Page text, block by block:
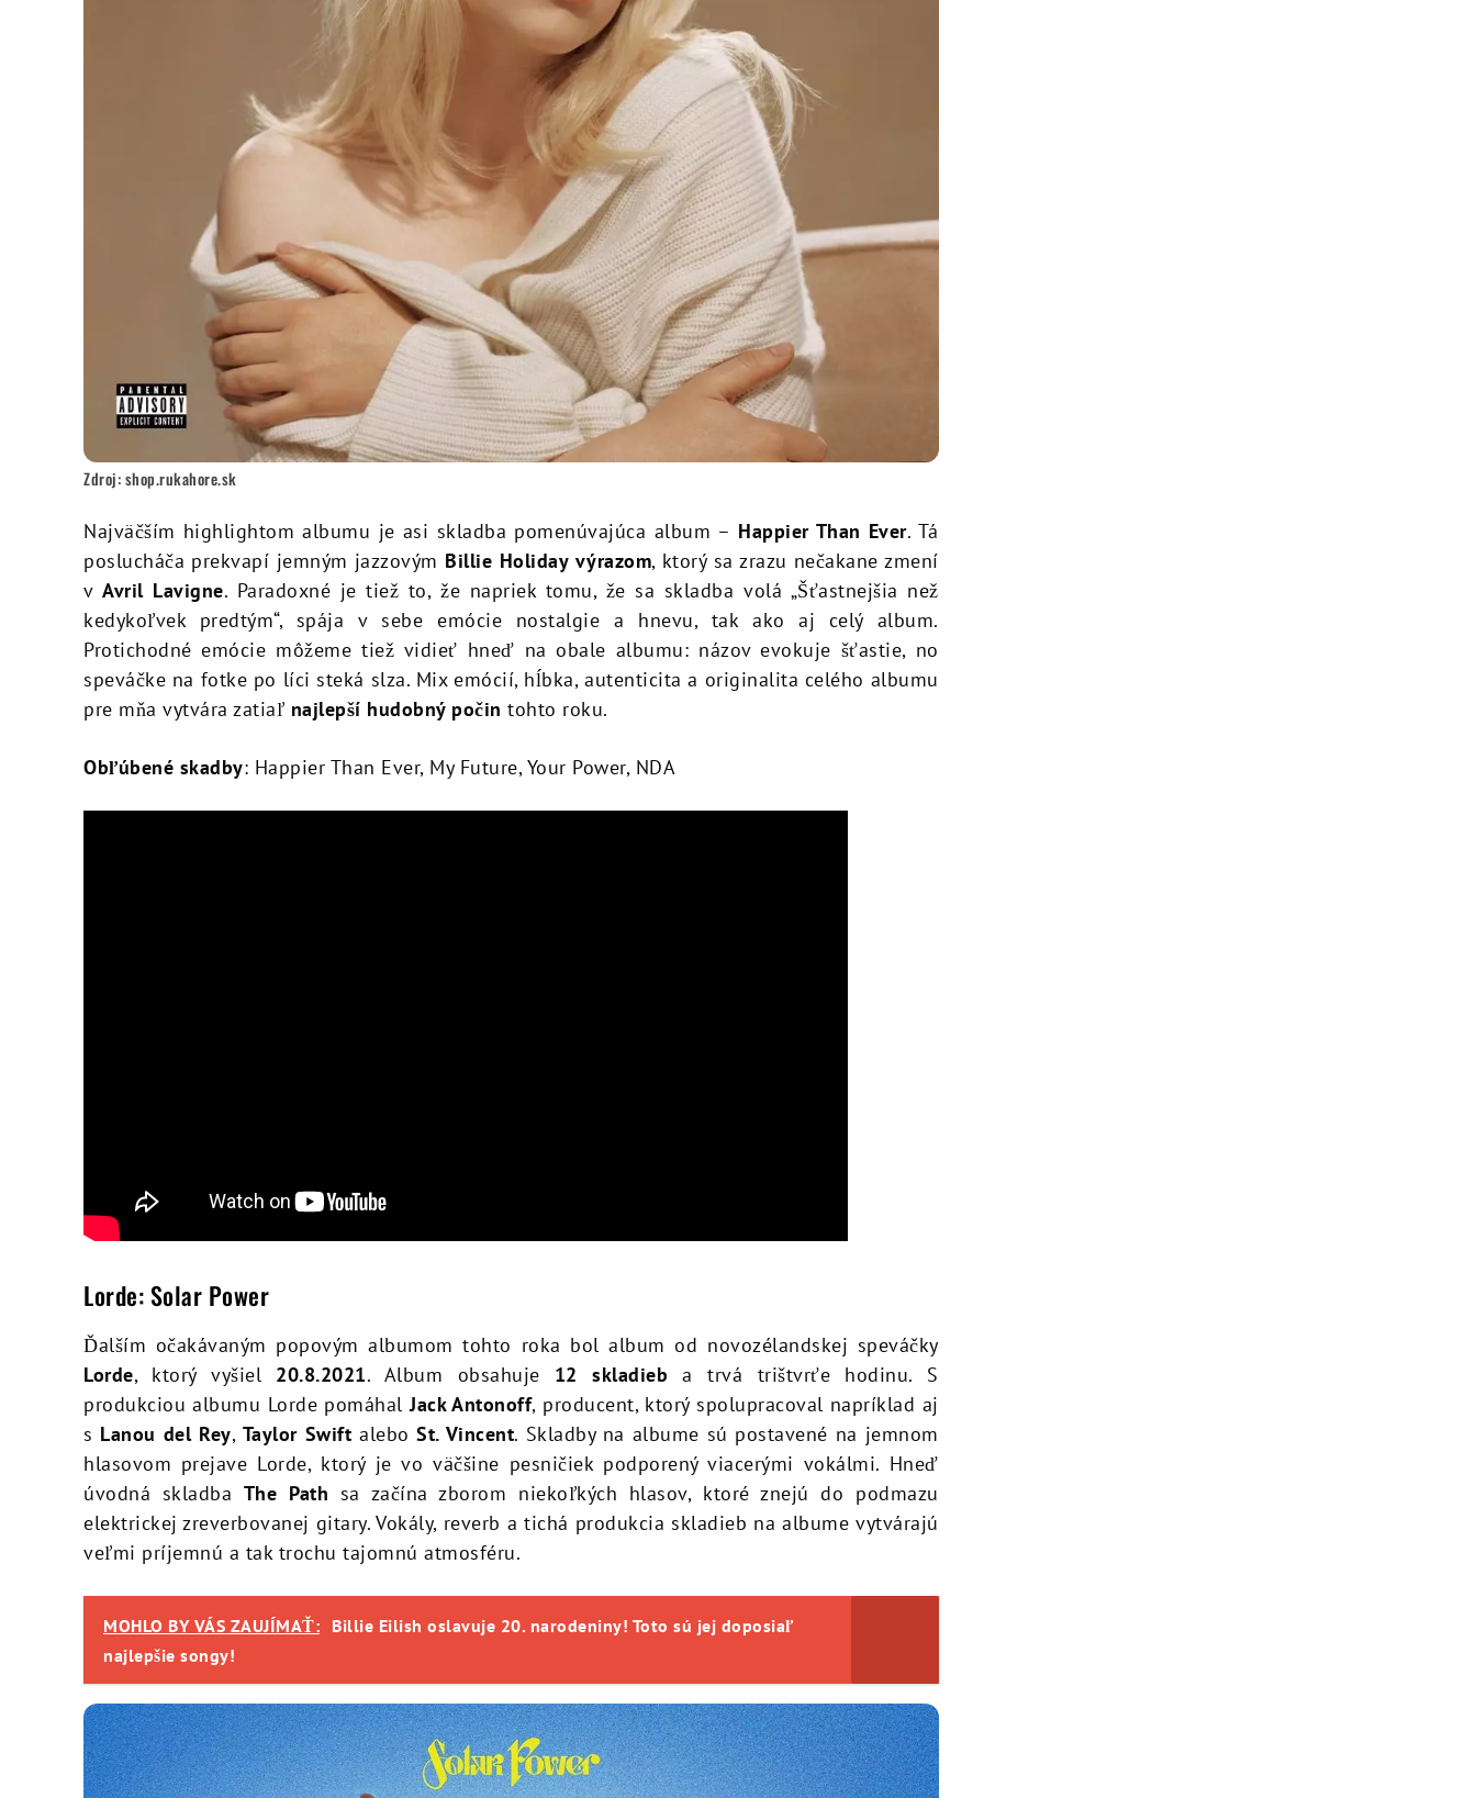
Zdroj: shop.rukahore.sk
Najväčším highlightom albumu je asi skladba pomenúvajúca album – Happier Than Ever. Tá
poslucháča prekvapí jemným jazzovým Billie Holiday výrazom, ktorý sa zrazu nečakane zmení
vAvril Lavigne. Paradoxné je tiež to, že napriek tomu, že sa skladba volá „Šťastnejšia než
kedykoľvek predtým“, spája v sebe emócie nostalgie a hnevu, tak ako aj celý album.
Protichodné emócie môžeme tiež vidieť hneď na obale albumu: názov evokuje šťastie, no
speváčke na fotke po líci steká slza. Mix emócií, hĺbka, autenticita a originalita celého albumu
pre mňa vytvára zatiaľ najlepší hudobný počin tohto roku.
Obľúbené skadby: Happier Than Ever, My Future, Your Power, NDA
Lorde: Solar Power
Ďalším očakávaným popovým albumom tohto roka bol album od novozélandskej speváčky
Lorde, ktorý vyšiel 20.8.2021. Album obsahuje 12 skladieb a trvá trištvrťe hodinu. S
produkciou albumu Lorde pomáhalJack Antonoff, producent, ktorý spolupracoval napríklad aj
s Lanou del Rey, Taylor Swift aleboSt. Vincent. Skladby na albume sú postavené na jemnom
hlasovom prejave Lorde, ktorý je vo väčšine pesničiek podporený viacerými vokálmi. Hneď
úvodná skladba The Path sa začína zborom niekoľkých hlasov, ktoré znejú do podmazu
elektrickej zreverbovanej gitary. Vokály, reverb a tichá produkcia skladieb na albume vytvárajú
veľmi príjemnú a tak trochu tajomnú atmosféru.
MOHLO BY VÁS ZAUJÍMAŤ: Billie Eilish oslavuje 20. narodeniny! Toto sú jej doposiaľ
najlepšie songy!